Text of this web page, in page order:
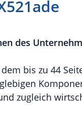
des
dem bis zu 44
zugleich